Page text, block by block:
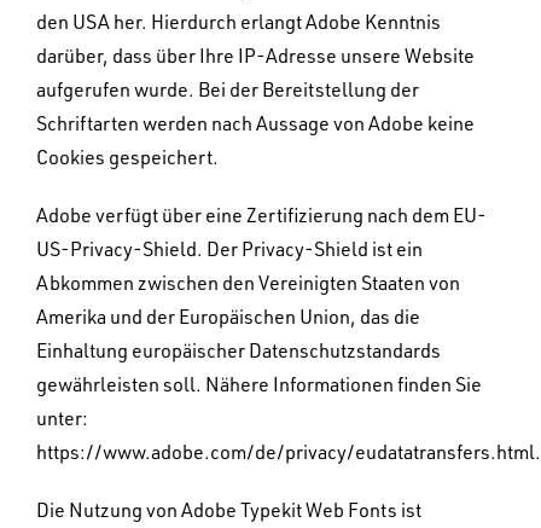
den USA her. Hierdurch erlangt Adobe Kenntnis
darüber, dass über Ihre IP-Adresse unsere Website
aufgerufen wurde. Bei der Bereitstellung der
Schriftarten werden nach Aussage von Adobe keine
Cookies gespeichert.
Adobe verfügt über eine Zertifizierung nach dem EU-
US-Privacy-Shield. Der Privacy-Shield ist ein
Abkommen zwischen den Vereinigten Staaten von
Amerika und der Europäischen Union, das die
Einhaltung europäischer Datenschutzstandards
gewährleisten soll. Nähere Informationen finden Sie
unter:
https://www.adobe.com/de/privacy/eudatatransfers.html.
Die Nutzung von Adobe Typekit Web Fonts ist